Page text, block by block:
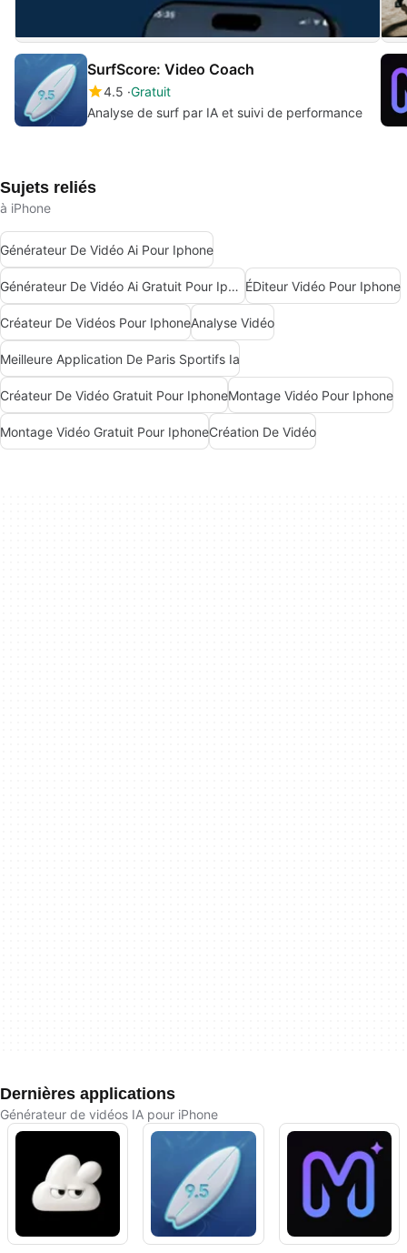
SurfScore: Video Coach
4.5 Gratuit
Analyse de surf par IA et suivi de performance
Sujets reliés
à iPhone
Générateur De Vidéo Ai Pour Iphone
Générateur De Vidéo Ai Gratuit Pour Iphone ÉDiteur Vidéo Pour Iphone
Créateur De Vidéos Pour IphoneAnalyse Vidéo
Meilleure Application De Paris Sportifs Ia
Créateur De Vidéo Gratuit Pour IphoneMontage Vidéo Pour Iphone
Montage Vidéo Gratuit Pour IphoneCréation De Vidéo
Dernières applications
Générateur de vidéos IA pour iPhone